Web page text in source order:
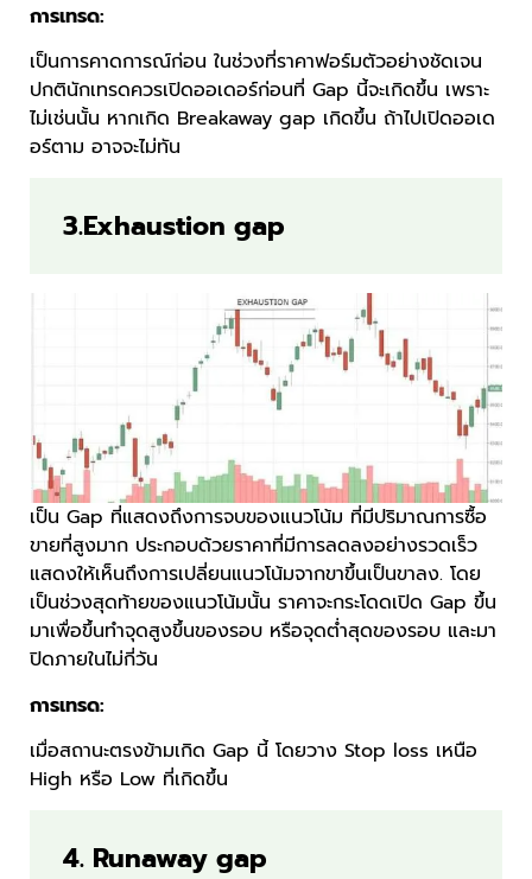
การเทรด:
เป็นการคาดการณ์ก่อน ในช่วงที่ราคาฟอร์มตัวอย่างชัดเจน
ปกตินักเทรดควรเปิดออเดอร์ก่อนที่ Gap นี้จะเกิดขึ้น เพราะ
ไม่เช่นนั้น หากเกิด Breakaway gap เกิดขึ้น ถ้าไปเปิดออเด
อร์ตาม อาจจะไม่ทัน
3.Exhaustion gap
เป็น Gap ที่แสดงถึงการจบของแนวโน้ม ที่มีปริมาณการซื้อ
ขายที่สูงมาก ประกอบด้วยราคาที่มีการลดลงอย่างรวดเร็ว
แสดงให้เห็นถึงการเปลี่ยนแนวโน้มจากขาขึ้นเป็นขาลง. โดย
เป็นช่วงสุดท้ายของแนวโน้มนั้น ราคาจะกระโดดเปิด Gap ขึ้น
มาเพื่อขึ้นทำจุดสูงขึ้นของรอบ หรือจุดต่ำสุดของรอบ และมา
ปิดภายในไม่กี่วัน
การเทรด:
เมื่อสถานะตรงข้ามเกิด Gap นี้ โดยวาง Stop loss เหนือ
High หรือ Low ที่เกิดขึ้น
4. Runaway gap